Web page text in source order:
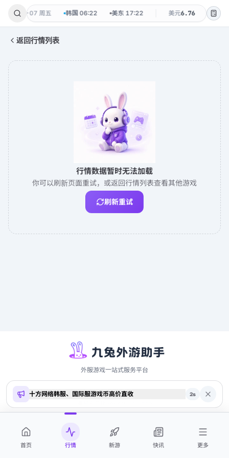
·08-07 周五 韩国 06:22 美东 17:22 美元6.76 韩元
返回行情列表
行情数据暂时无法加载
你可以刷新页面重试，或返回行情列表查看其他游戏
刷新重试
外服游戏一站式服务平台
Copyright ©20269to.me · 本站内容仅供参考，不构成投资建议
十方网络韩服、国际服游戏币高价直收 2s
首页 行情 新游 快讯 更多